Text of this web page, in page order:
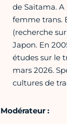
de Saitama.
femme trans.
(recherche
Japon. En
études sur le
mars 2026.
cultures de
Modérateur :